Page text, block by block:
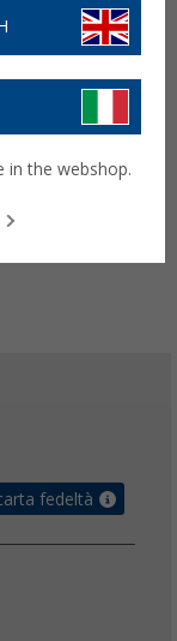
fedeltà
in the webshop.